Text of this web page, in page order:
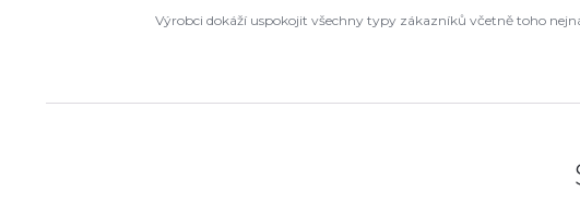
Výrobci dokáží uspokojit všechny typy zákazníků včetně toho